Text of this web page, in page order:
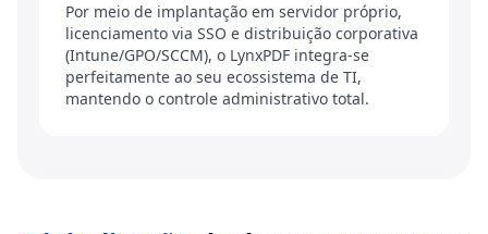
Por meio de implantação em servidor próprio,
licenciamento via SSO e distribuição corporativa
(Intune/GPO/SCCM), o LynxPDF integra-se
perfeitamente ao seu ecossistema de TI,
mantendo o controle administrativo total.